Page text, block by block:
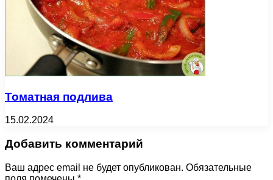
Томатная подлива
15.02.2024
Добавить комментарий
Ваш адрес email не будет опубликован. Обязательные